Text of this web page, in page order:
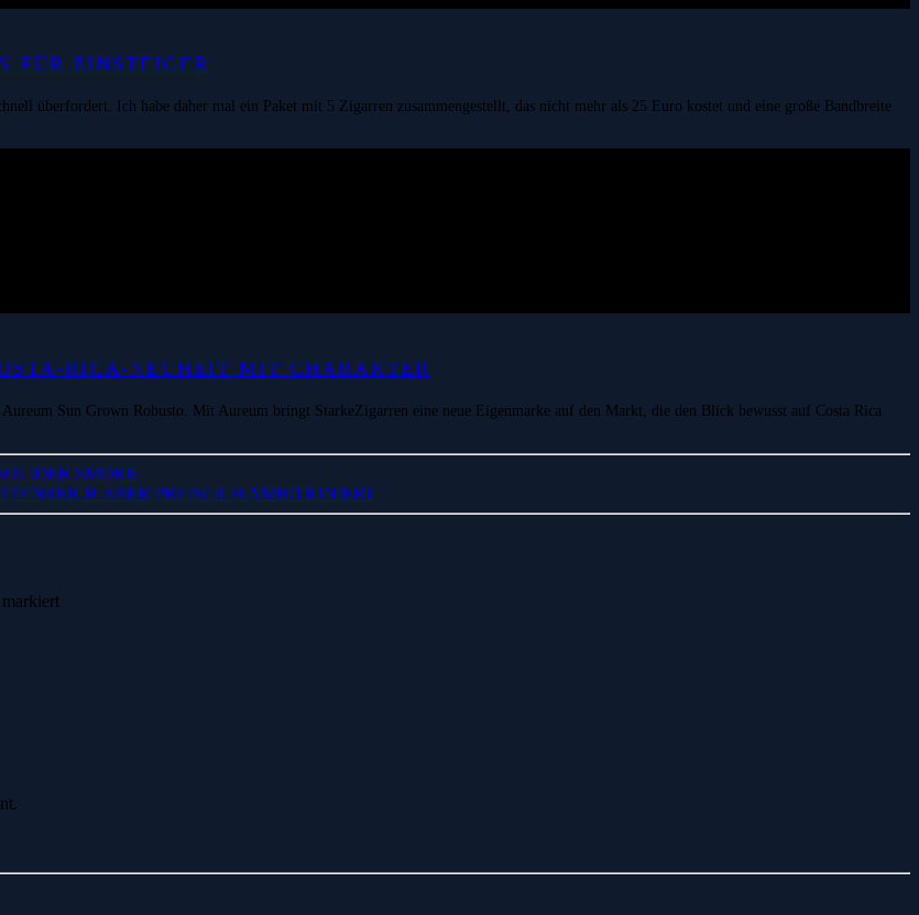
FÜR EINSTEIGER
überfordert. Ich habe daher mal ein Paket mit 5 Zigarren zusammengestellt, das nicht mehr als 25 Euro kostet und eine große Bandbreite
RICA-NEUHEIT MIT CHARAKTER
Sun Grown Robusto. Mit Aureum bringt StarkeZigarren eine neue Eigenmarke auf den Markt, die den Blick bewusst auf Costa Rica
SMOKE
ABER PREISLICH AMBITIONIERT
markiert